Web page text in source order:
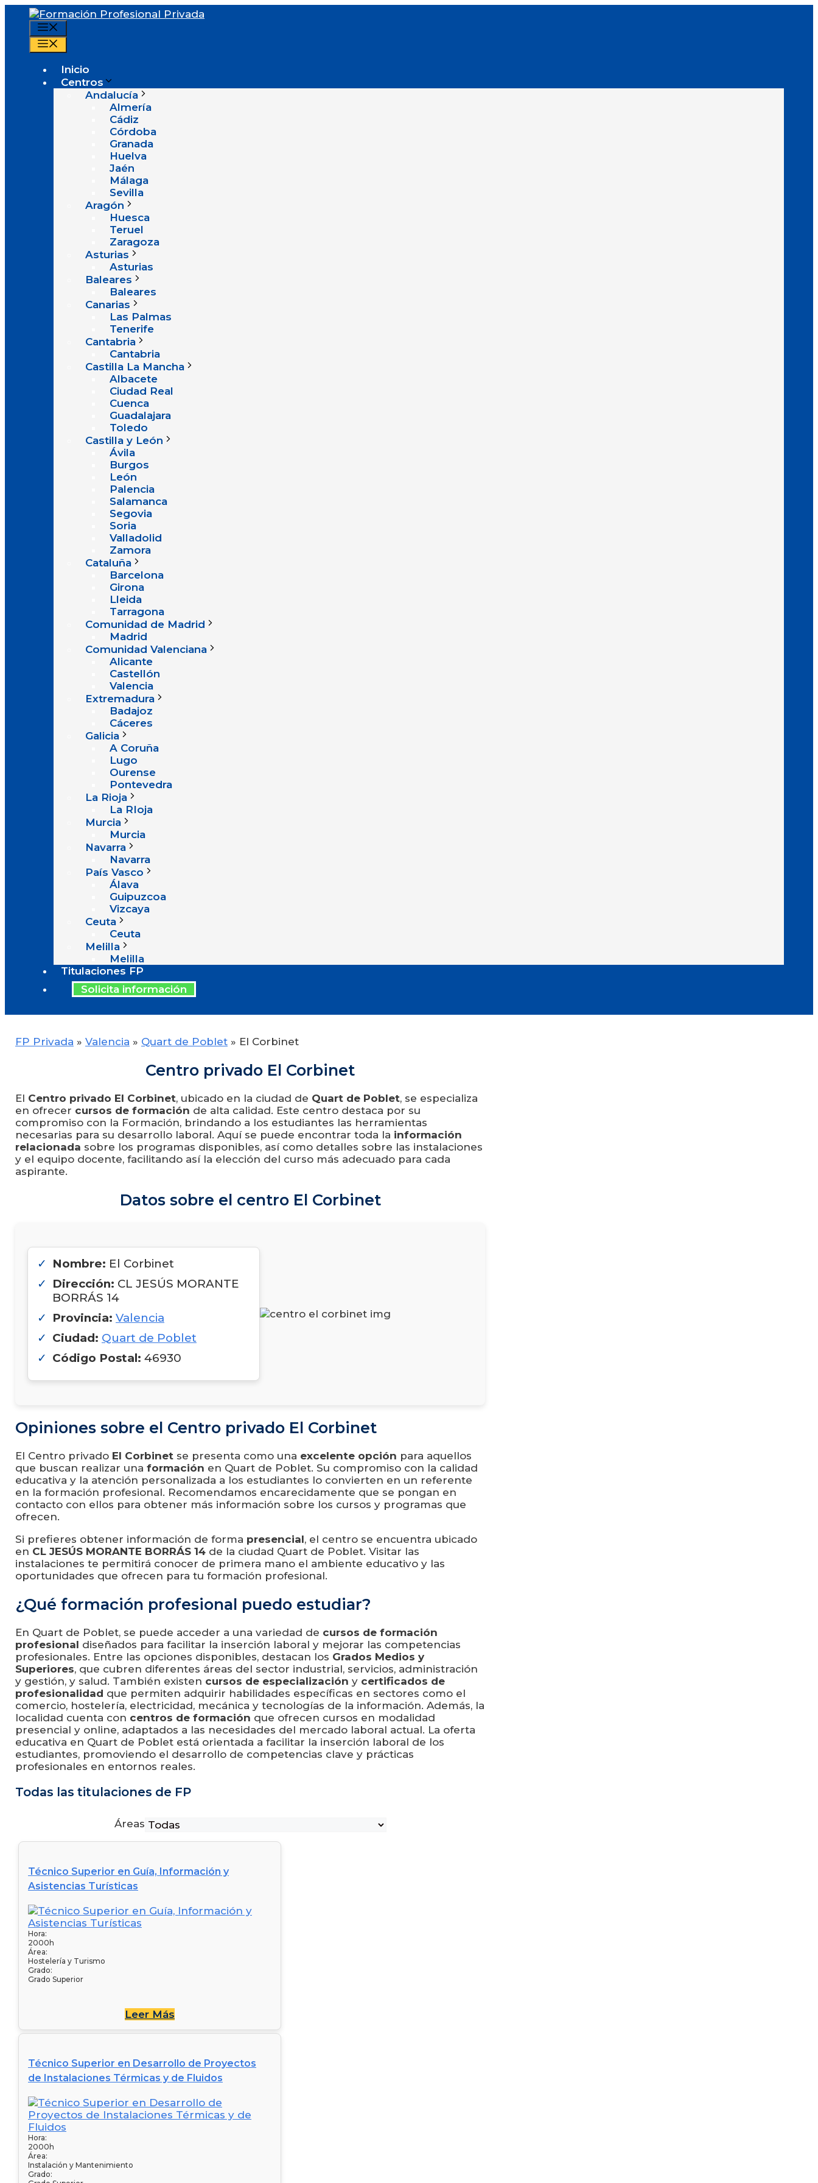
Saltar
contenido
Inicio
Centros
Andalucía
Almería
Cádiz
Córdoba
Granada
Huelva
Jaén
Málaga
Sevilla
Aragón
Huesca
Teruel
Zaragoza
Asturias
Asturias
Baleares
Baleares
Canarias
Las Palmas
Tenerife
Cantabria
Cantabria
Castilla La Mancha
Albacete
Ciudad Real
Cuenca
Guadalajara
Toledo
Castilla y León
Ávila
Burgos
León
Palencia
Salamanca
Segovia
Soria
Valladolid
Zamora
Cataluña
Barcelona
Girona
Lleida
Tarragona
Comunidad de Madrid
Madrid
Comunidad Valenciana
Alicante
Castellón
Valencia
Extremadura
Badajoz
Cáceres
Galicia
A Coruña
Lugo
Ourense
Pontevedra
La Rioja
La RIoja
Murcia
Murcia
Navarra
Navarra
País Vasco
Álava
Guipuzcoa
Vizcaya
Ceuta
Ceuta
Melilla
Melilla
Titulaciones FP
Solicita información
FP Privada » Valencia » Quart de Poblet » El Corbinet
Centro privado El Corbinet
El Centro privado El Corbinet, ubicado en la ciudad de Quart de Poblet, se especializa
en ofrecer cursos de formación de alta calidad. Este centro destaca por su
compromiso con la Formación, brindando a los estudiantes las herramientas
necesarias para su desarrollo laboral. Aquí se puede encontrar toda la información
relacionada sobre los programas disponibles, así como detalles sobre las instalaciones
y el equipo docente, facilitando así la elección del curso más adecuado para cada
aspirante.
Datos sobre el centro El Corbinet
Nombre: El Corbinet
Dirección: CL JESÚS MORANTE
BORRÁS 14
Provincia: Valencia
Ciudad: Quart de Poblet
Código Postal: 46930
Opiniones sobre el Centro privado El Corbinet
El Centro privado El Corbinet se presenta como una excelente opción para aquellos
que buscan realizar una formación en Quart de Poblet. Su compromiso con la calidad
educativa y la atención personalizada a los estudiantes lo convierten en un referente
en la formación profesional. Recomendamos encarecidamente que se pongan en
contacto con ellos para obtener más información sobre los cursos y programas que
ofrecen.
Si prefieres obtener información de forma presencial, el centro se encuentra ubicado
en CL JESÚS MORANTE BORRÁS 14 de la ciudad Quart de Poblet. Visitar las
instalaciones te permitirá conocer de primera mano el ambiente educativo y las
oportunidades que ofrecen para tu formación profesional.
¿Qué formación profesional puedo estudiar?
En Quart de Poblet, se puede acceder a una variedad de cursos de formación
profesional diseñados para facilitar la inserción laboral y mejorar las competencias
profesionales. Entre las opciones disponibles, destacan los Grados Medios y
Superiores, que cubren diferentes áreas del sector industrial, servicios, administración
y gestión, y salud. También existen cursos de especialización y certificados de
profesionalidad que permiten adquirir habilidades específicas en sectores como el
comercio, hostelería, electricidad, mecánica y tecnologías de la información. Además, la
localidad cuenta con centros de formación que ofrecen cursos en modalidad
presencial y online, adaptados a las necesidades del mercado laboral actual. La oferta
educativa en Quart de Poblet está orientada a facilitar la inserción laboral de los
estudiantes, promoviendo el desarrollo de competencias clave y prácticas
profesionales en entornos reales.
Todas las titulaciones de FP
Áreas
Técnico Superior en Guía, Información y
Asistencias Turísticas
Hora:
2000h
Área:
Hostelería y Turismo
Grado:
Grado Superior
Leer Más
Técnico Superior en Desarrollo de Proyectos
de Instalaciones Térmicas y de Fluidos
Hora:
2000h
Área:
Instalación y Mantenimiento
Grado: